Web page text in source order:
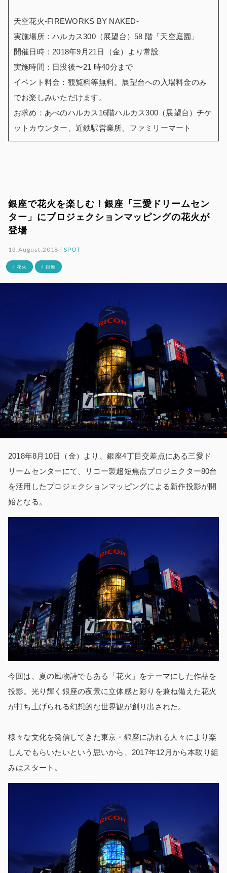
天空花火-FIREWORKS BY NAKED-
実施場所：ハルカス300（展望台）58 階「天空庭園」
開催日時：2018年9月21日（金）より常設
実施時間：日没後〜21 時40分まで
イベント料金：観覧料等無料。展望台への入場料金のみ
でお楽しみいただけます。
お求め：あべのハルカス16階ハルカス300（展望台）チケ
ットカウンター、近鉄駅営業所、ファミリーマート
銀座で花火を楽しむ！銀座「三愛ドリームセン
ター」にプロジェクションマッピングの花火が
登場
13.August.2018 |SPOT
# 花火 # 銀座
2018年8月10日（金）より、銀座4丁目交差点にある三愛ド
リームセンターにて、リコー製超短焦点プロジェクター80台
を活用したプロジェクションマッピングによる新作投影が開
始となる。
今回は、夏の風物詩でもある「花火」をテーマにした作品を
投影。光り輝く銀座の夜景に立体感と彩りを兼ね備えた花火
が打ち上げられる幻想的な世界観が創り出された。
様々な文化を発信してきた東京・銀座に訪れる人々により楽
しんでもらいたいという思いから、2017年12月から本取り組
みはスタート。